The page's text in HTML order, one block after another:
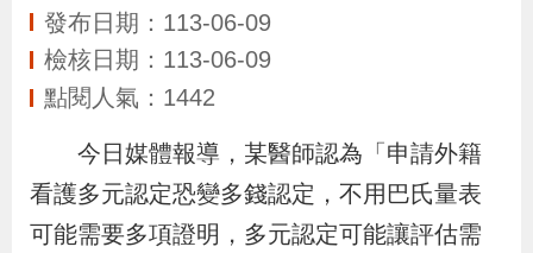
訊
息
發
發布日期：113-06-09
檢核日期：113-06-09
點閱人氣：1442
今日媒體報導，某醫師認為「申請外籍
看護多元認定恐變多錢認定，不用巴氏量表
可能需要多項證明，多元認定可能讓評估需